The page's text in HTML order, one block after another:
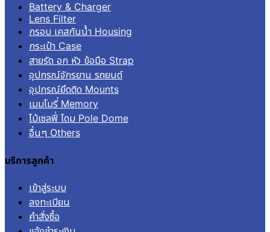
Battery & Charger
Lens Filter
กรอบ เคสกันน้ำ Housing
กระเป๋า Case
สายรัด อก หัว ข้อมือ Strap
อุปกรณ์จักรยาน รถยนต์
อุปกรณ์ยึดติด Mounts
เมมโมรี่ Memory
ไม้เซลฟี่ โดม Pole Dome
อื่นๆ Others
บริการลูกค้า
เข้าสู่ระบบ
ลงทะเบียน
คำสั่งซื้อ